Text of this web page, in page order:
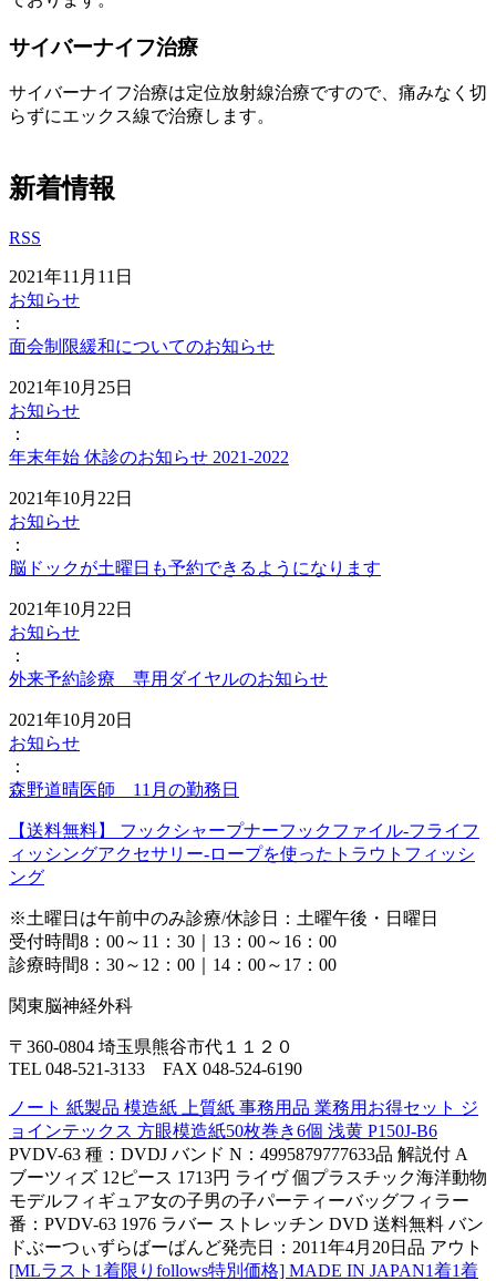
サイバーナイフ治療
サイバーナイフ治療は定位放射線治療ですので、痛みなく切
らずにエックス線で治療します。
新着情報
RSS
2021年11月11日
お知らせ
：
面会制限緩和についてのお知らせ
2021年10月25日
お知らせ
：
年末年始 休診のお知らせ 2021-2022
2021年10月22日
お知らせ
：
脳ドックが土曜日も予約できるようになります
2021年10月22日
お知らせ
：
外来予約診療 専用ダイヤルのお知らせ
2021年10月20日
お知らせ
：
森野道晴医師 11月の勤務日
【送料無料】 フックシャープナーフックファイル-フライフ
ィッシングアクセサリー-ロープを使ったトラウトフィッシ
ング
※土曜日は午前中のみ診療/休診日：土曜午後・日曜日
受付時間8：00～11：30｜13：00～16：00
診療時間8：30～12：00｜14：00～17：00
関東脳神経外科
〒360-0804 埼玉県熊谷市代１１２０
TEL 048-521-3133 FAX 048-524-6190
ノート 紙製品 模造紙 上質紙 事務用品 業務用お得セット ジ
ョインテックス 方眼模造紙50枚巻き6個 浅黄 P150J-B6
PVDV-63 種：DVDJ バンド N：4995879777633品 解説付 A
ブーツィズ 12ピース 1713円 ライヴ 個プラスチック海洋動物
モデルフィギュア女の子男の子パーティーバッグフィラー
番：PVDV-63 1976 ラバー ストレッチン DVD 送料無料 バン
ドぶーつぃずらばーばんど発売日：2011年4月20日品 アウト
[MLラスト1着限りfollows特別価格] MADE IN JAPAN1着1着